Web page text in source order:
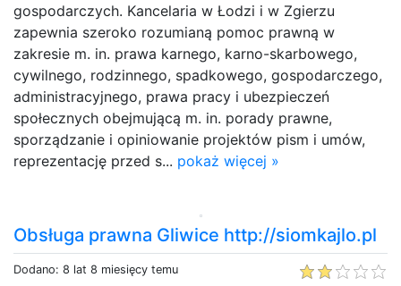
gospodarczych. Kancelaria w Łodzi i w Zgierzu
zapewnia szeroko rozumianą pomoc prawną w
zakresie m. in. prawa karnego, karno-skarbowego,
cywilnego, rodzinnego, spadkowego, gospodarczego,
administracyjnego, prawa pracy i ubezpieczeń
społecznych obejmującą m. in. porady prawne,
sporządzanie i opiniowanie projektów pism i umów,
reprezentację przed s... pokaż więcej »
Obsługa prawna Gliwice http://siomkajlo.pl
Dodano: 8 lat 8 miesięcy temu